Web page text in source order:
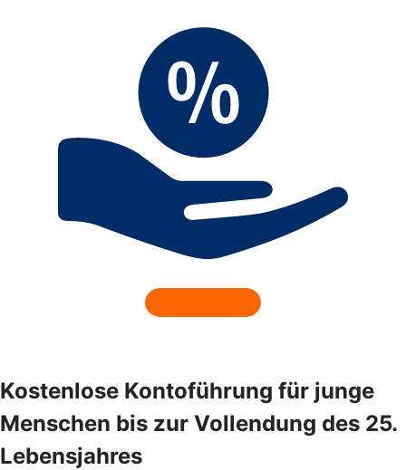
Kostenlose Kontoführung für junge
Menschen bis zur Vollendung des 25.
Lebensjahres